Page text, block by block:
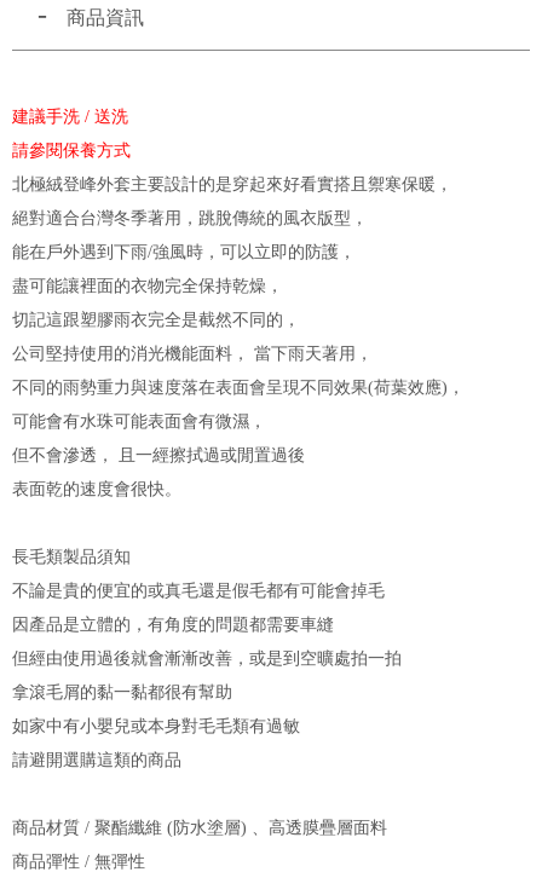
商品資訊
建議手洗 / 送洗
請參閱保養方式
北極絨登峰外套主要設計的是穿起來好看實搭且禦寒保暖，
絕對適合台灣冬季著用，跳脫傳統的風衣版型，
能在戶外遇到下雨/強風時，可以立即的防護，
盡可能讓裡面的衣物完全保持乾燥，
切記這跟塑膠雨衣完全是截然不同的，
公司堅持使用的消光機能面料， 當下雨天著用，
不同的雨勢重力與速度落在表面會呈現不同效果(荷葉效應)，
可能會有水珠可能表面會有微濕，
但不會滲透， 且一經擦拭過或閒置過後
表面乾的速度會很快。
長毛類製品須知
不論是貴的便宜的或真毛還是假毛都有可能會掉毛
因產品是立體的，有角度的問題都需要車縫
但經由使用過後就會漸漸改善，或是到空曠處拍一拍
拿滾毛屑的黏一黏都很有幫助
如家中有小嬰兒或本身對毛毛類有過敏
請避開選購這類的商品
商品材質 / 聚酯纖維 (防水塗層) 、高透膜疊層面料
商品彈性 / 無彈性